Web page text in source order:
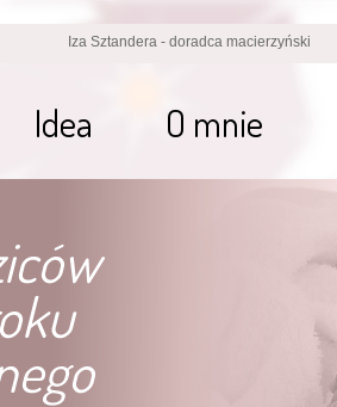
Iza Sztandera - doradca macierzyński
Idea O mnie